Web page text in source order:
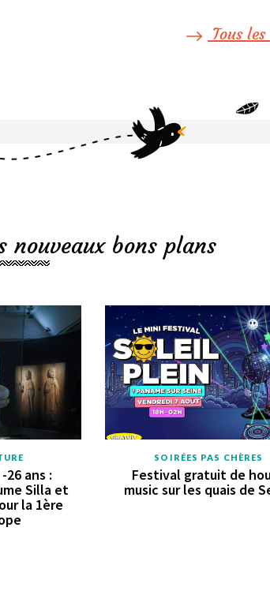
Tous
nouveaux bons plans
ans :
Silla et
la 1ère
SOIRÉES PAS CHÈRES
Festival gratuit de
music sur les quais de